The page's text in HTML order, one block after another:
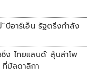
น รัฐตรึงกำลัง
ง ไทยแลนด์' ลุ้นล่าโพ
มัลดาลิกา